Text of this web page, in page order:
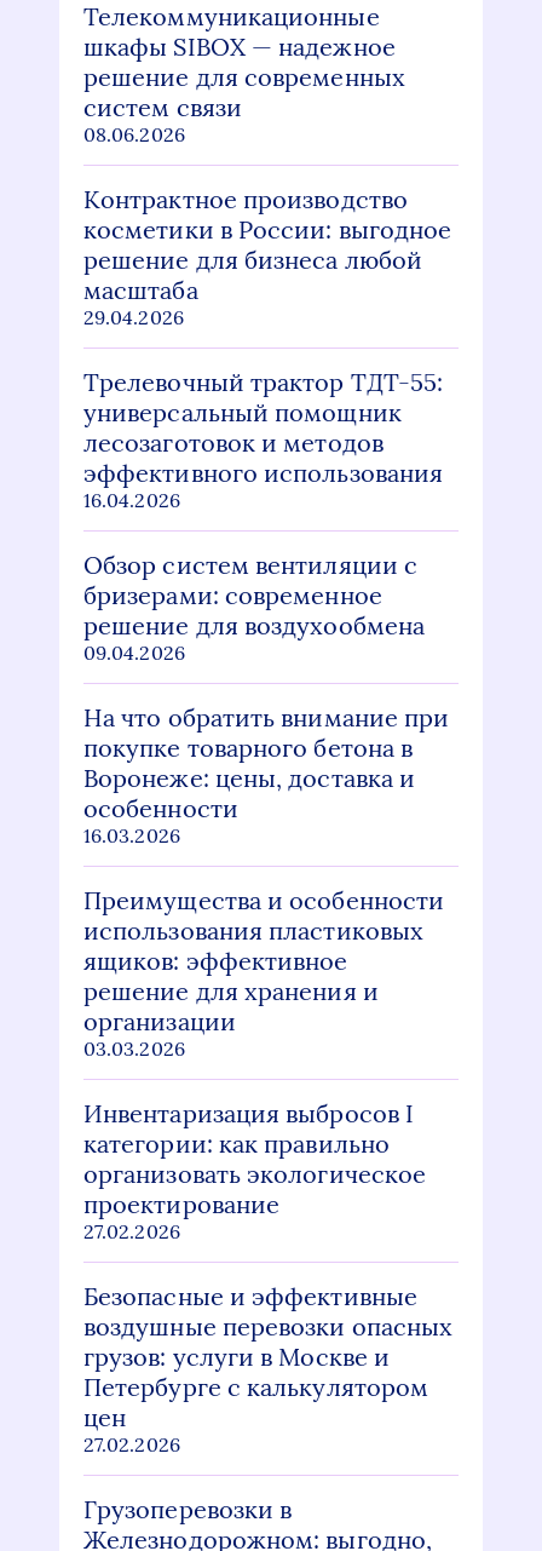
Телекоммуникационные
шкафы SIBOX — надежное
решение для современных
систем связи
08.06.2026
Контрактное производство
косметики в России: выгодное
решение для бизнеса любой
масштаба
29.04.2026
Трелевочный трактор ТДТ-55:
универсальный помощник
лесозаготовок и методов
эффективного использования
16.04.2026
Обзор систем вентиляции с
бризерами: современное
решение для воздухообмена
09.04.2026
На что обратить внимание при
покупке товарного бетона в
Воронеже: цены, доставка и
особенности
16.03.2026
Преимущества и особенности
использования пластиковых
ящиков: эффективное
решение для хранения и
организации
03.03.2026
Инвентаризация выбросов I
категории: как правильно
организовать экологическое
проектирование
27.02.2026
Безопасные и эффективные
воздушные перевозки опасных
грузов: услуги в Москве и
Петербурге с калькулятором
цен
27.02.2026
Грузоперевозки в
Железнодорожном: выгодно,